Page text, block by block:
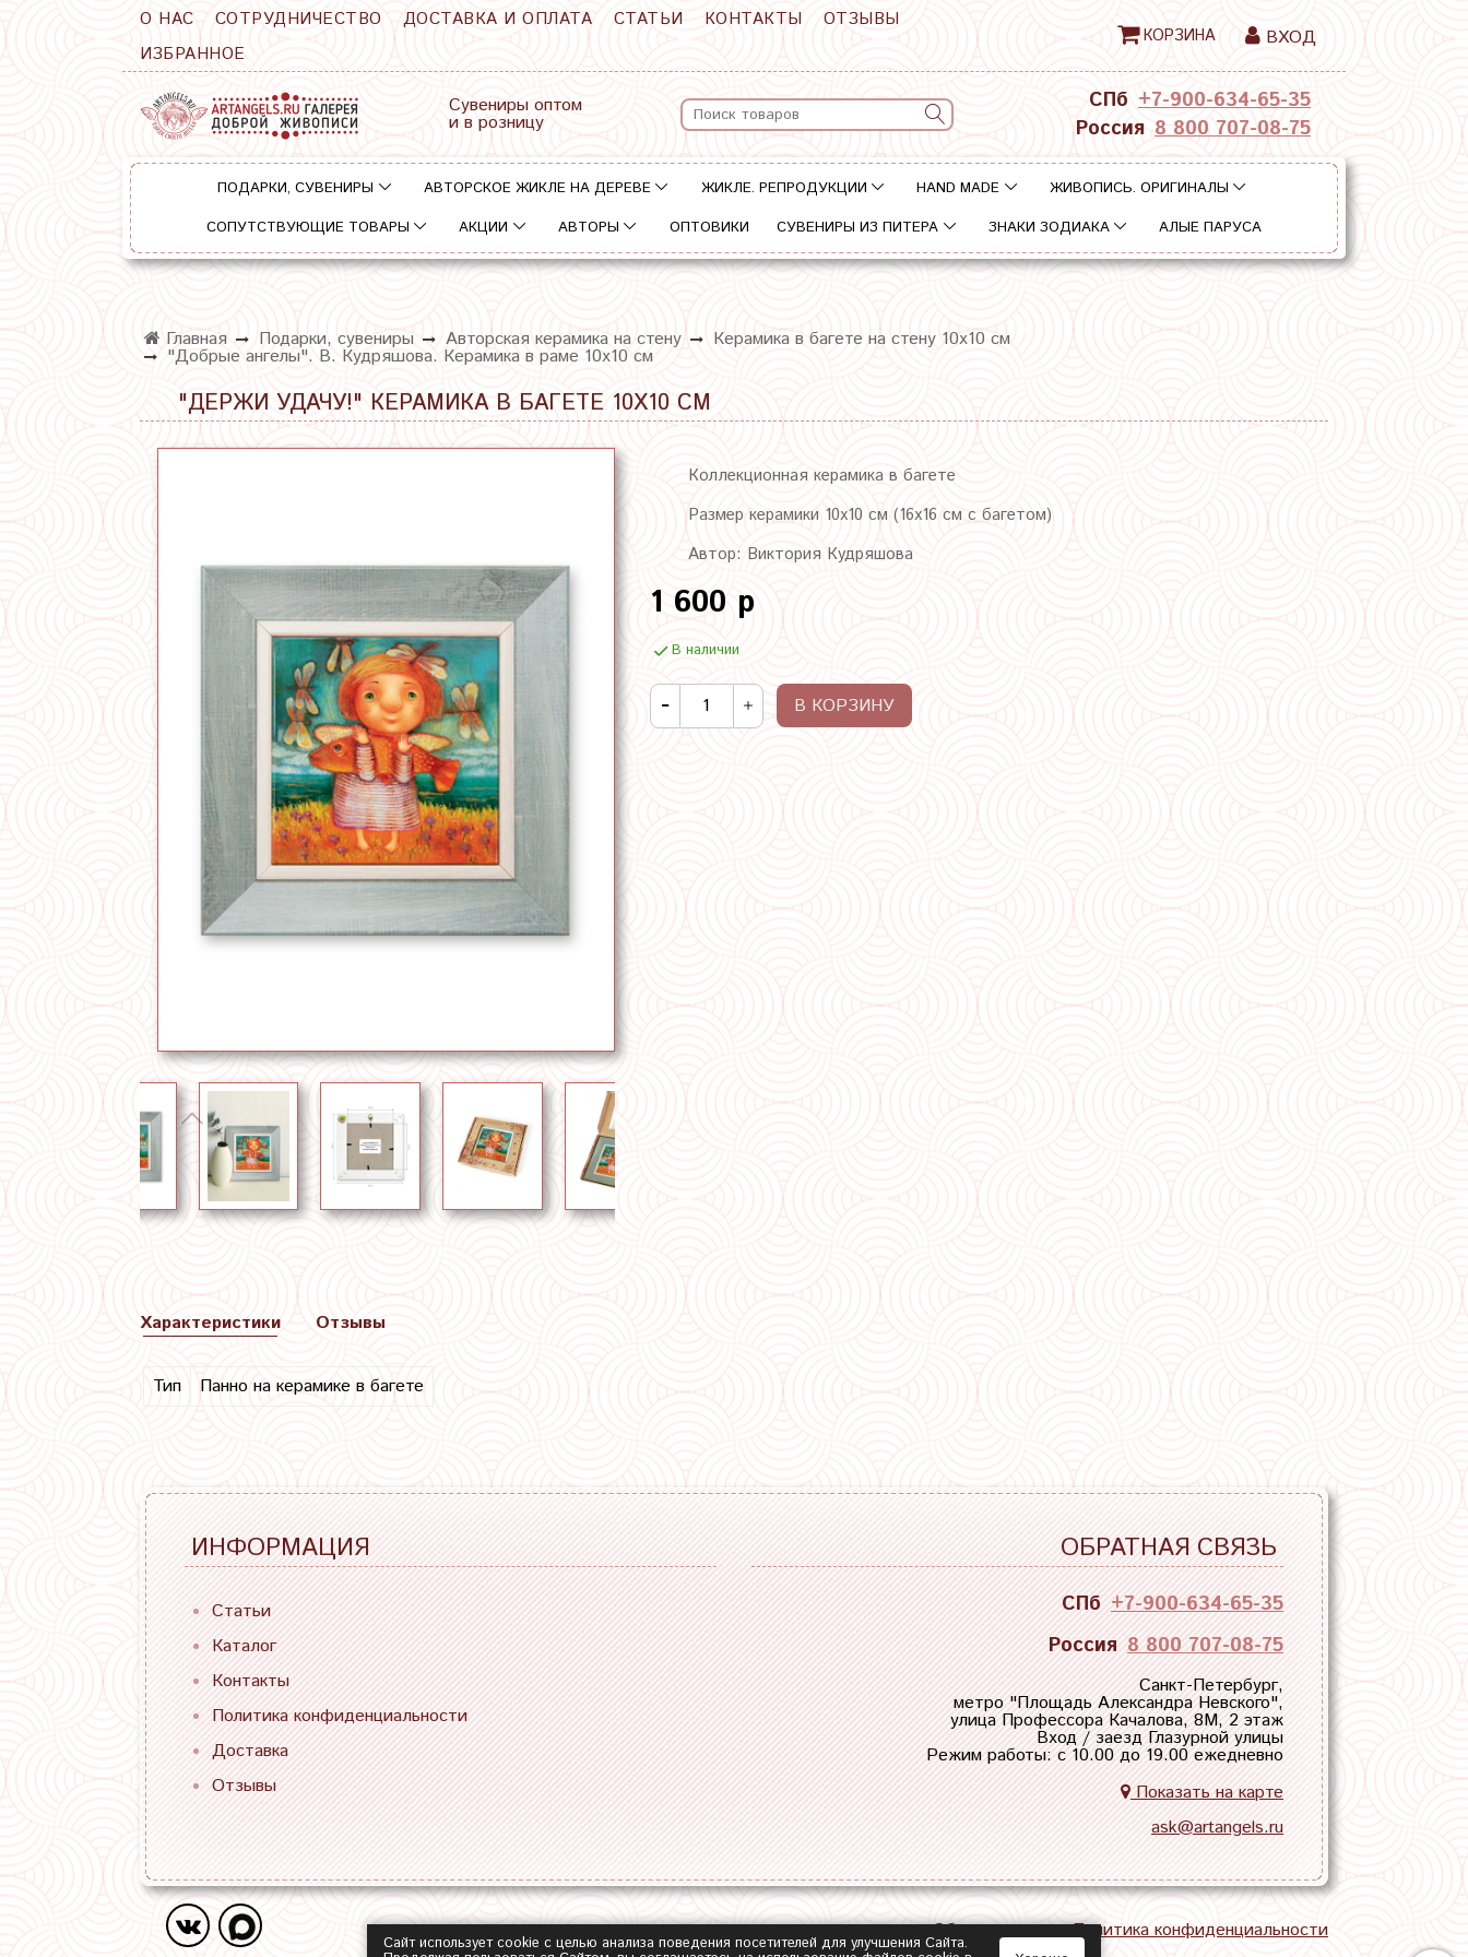
О НАС СОТРУДНИЧЕСТВО ДОСТАВКА И ОПЛАТА СТАТЬИ КОНТАКТЫ
ОТЗЫВЫ
ИЗБРАННОЕ
КОРЗИНА ВХОД
Сувениры оптом
и в розницу
СПб +7-900-634-65-35
Россия 8 800 707-08-75
ПОДАРКИ, СУВЕНИРЫ АВТОРСКОЕ ЖИКЛЕ НА ДЕРЕВЕ ЖИКЛЕ. РЕПРОДУКЦИИ HAND MADE
ЖИВОПИСЬ. ОРИГИНАЛЫ
СОПУТСТВУЮЩИЕ ТОВАРЫ
АКЦИИ АВТОРЫ ОПТОВИКИ СУВЕНИРЫ ИЗ ПИТЕРА ЗНАКИ ЗОДИАКА АЛЫЕ ПАРУСА
Главная Подарки, сувениры Авторская керамика на стену Керамика в багете на стену 10х10 см
"Добрые ангелы". В. Кудряшова. Керамика в раме 10х10 см
"ДЕРЖИ УДАЧУ!" КЕРАМИКА В БАГЕТЕ 10Х10 СМ
Коллекционная керамика в багете
Размер керамики 10х10 см (16х16 см с багетом)
Автор: Виктория Кудряшова
1 600 р
В наличии
В КОРЗИНУ
Характеристики
Тип Панно на керамике в багете
Отзывы
ИНФОРМАЦИЯ
Статьи
Каталог
Контакты
Политика конфиденциальности
Доставка
Отзывы
ОБРАТНАЯ СВЯЗЬ
СПб +7-900-634-65-35
Россия 8 800 707-08-75
Санкт-Петербург,
метро "Площадь Александра Невского",
улица Профессора Качалова, 8М, 2 этаж
Вход / заезд Глазурной улицы
Режим работы: с 10.00 до 19.00 ежедневно
Показать на карте
ask@artangels.ru
Обратная связь Политика конфиденциальности
Сайт использует cookie с целью анализа поведения посетителей для улучшения Сайта.